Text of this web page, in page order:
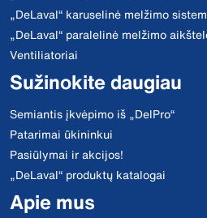
„DeLaval“ karuselinė melžimo
„DeLaval“ paralelinė melžimo
Ventiliatoriai
Sužinokite daugiau
Semiantis įkvėpimo iš „DelPro“
Patarimai ūkininkui
Pasiūlymai ir akcijos!
„DeLaval“ produktų katalogai
Apie mus